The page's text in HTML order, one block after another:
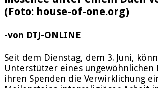
(Foto: house-of-one.org)
-von DTJ-ONLINE
Seit dem Dienstag, dem 3. Juni,
Unterstützer eines ungewöhnlichen
ihren Spenden die Verwirklichung